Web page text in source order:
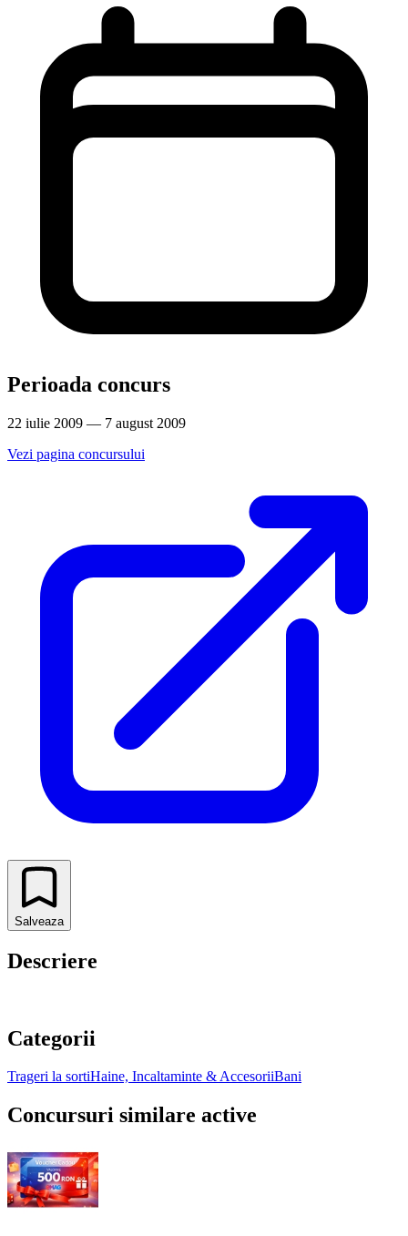
Perioada concurs
22 iulie 2009 — 7 august 2009
Vezi pagina concursului
Salveaza
Descriere
Categorii
Trageri la sortiHaine, Incaltaminte & AccesoriiBani
Concursuri similare active